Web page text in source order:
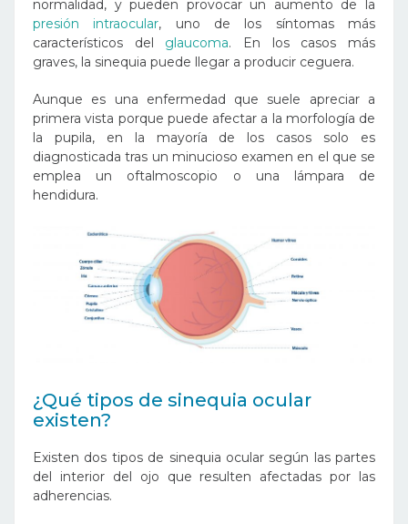
normalidad, y pueden provocar un aumento de la
presión intraocular, uno de los síntomas más
característicos del glaucoma. En los casos más
graves, la sinequia puede llegar a producir ceguera.
Aunque es una enfermedad que suele apreciar a
primera vista porque puede afectar a la morfología de
la pupila, en la mayoría de los casos solo es
diagnosticada tras un minucioso examen en el que se
emplea un oftalmoscopio o una lámpara de
hendidura.
¿Qué tipos de sinequia ocular
existen?
Existen dos tipos de sinequia ocular según las partes
del interior del ojo que resulten afectadas por las
adherencias.